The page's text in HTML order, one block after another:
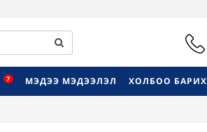
7 МЭДЭЭ МЭДЭЭЛЭЛ ХОЛБОО БАРИХ